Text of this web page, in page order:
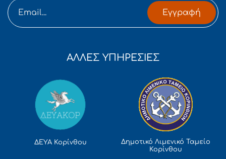
Εγγραφή
ΑΛΛΕΣ ΥΠΗΡΕΣΙΕΣ
ΔΕΥΑ Κορίνθου
Δημοτικό Λιμενικό Ταμείο
Κορίνθου